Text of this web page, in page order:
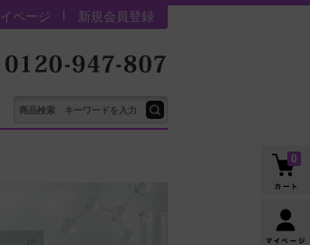
ページ 新規会員登録
0